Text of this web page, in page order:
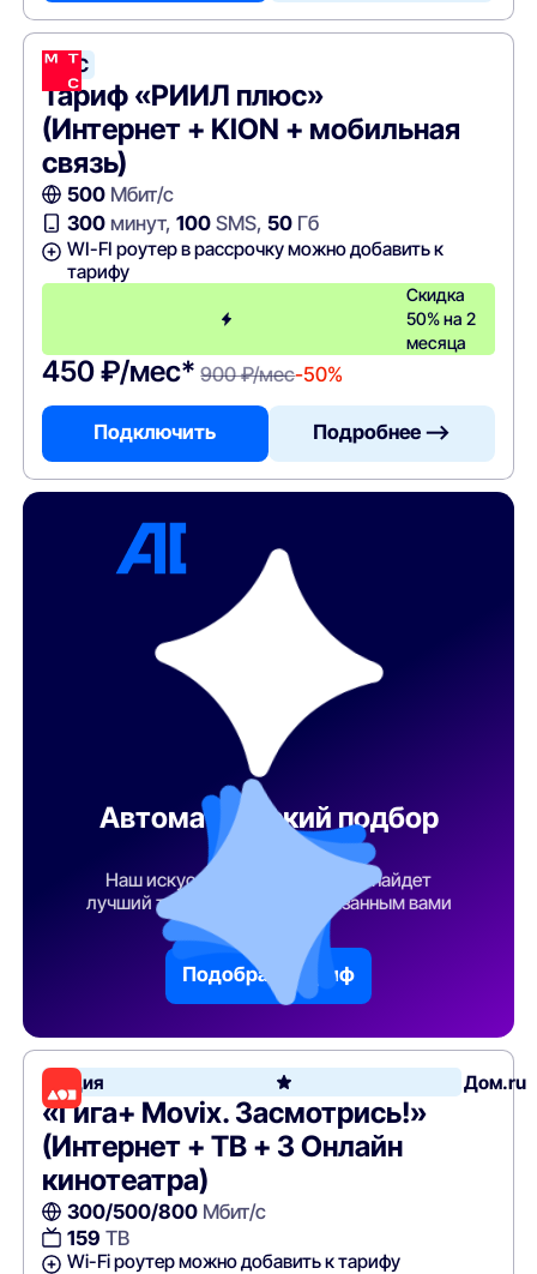
МТС
Тариф «РИИЛ плюс»
(Интернет + KION + мобильная
связь)
500Мбит/с
300минут, 100SMS, 50Гб
WI-FI роутер в рассрочку можно добавить к
тарифу
Скидка
50% на 2
месяца
450 ₽/мес* 900 ₽/мес-50%
Подключить Подробнее —>
Автоматический подбор
тарифа
Наш искусственный интеллект найдет
лучший тарифный план по указанным вами
Подобрать тариф
Акция Дом.ru
«Гига+ Movix. Засмотрись!»
(Интернет + ТВ + 3 Онлайн
кинотеатра)
300/500/800Мбит/с
159 ТВ
Wi-Fi роутер можно добавить к тарифу